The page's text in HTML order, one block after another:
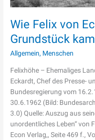
Wie Felix von
Grundstück kam
Allgemein, Menschen
Felixhöhe – Ehemaliges
Eckardt, Chef des Presse-
Bundesregierung vom
30.6.1962 (Bild:
3.0) Quelle: Auszug aus
unordentliches Leben“ von
Econ Verlag,, Seite 469 f.,